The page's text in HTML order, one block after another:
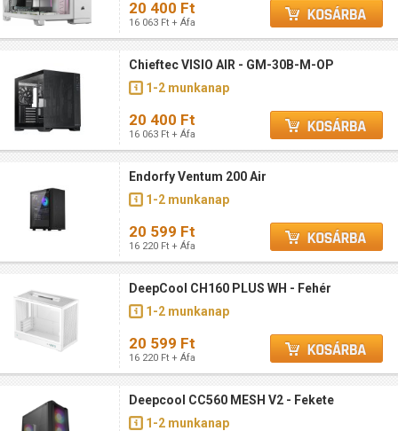
20 400 Ft
16 063 Ft + Áfa
Chieftec VISIO AIR - GM-30B-M-OP
1-2 munkanap
20 400 Ft
16 063 Ft + Áfa
Endorfy Ventum 200 Air
1-2 munkanap
20 599 Ft
16 220 Ft + Áfa
DeepCool CH160 PLUS WH - Fehér
1-2 munkanap
20 599 Ft
16 220 Ft + Áfa
Deepcool CC560 MESH V2 - Fekete
1-2 munkanap